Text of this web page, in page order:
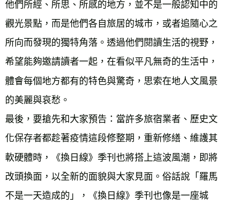
他們所經、所思、所感的地方，並不是一般認知中的
觀光景點，而是他們各自旅居的城市，或者追隨心之
所向而發現的獨特角落。透過他們閱讀生活的視野，
希望能夠邀請讀者一起，在看似平凡無奇的生活中，
體會每個地方都有的特色與驚奇，思索在地人文風景
的美麗與哀愁。
最後，要搶先和大家預告：當許多旅宿業者、歷史文
化保存者都趁著疫情這段修整期，重新修繕、維護其
軟硬體時，《換日線》季刊也將搭上這波風潮，即將
改頭換面，以全新的面貌與大家見面。俗話說「羅馬
不是一天造成的」，《換日線》季刊也像是一座城